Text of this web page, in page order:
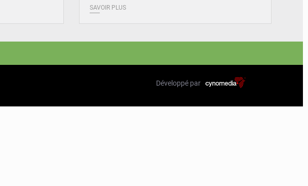
SAVOIR PLUS
Développé par